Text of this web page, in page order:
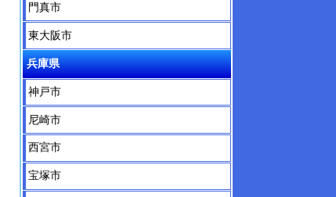
門真市
東大阪市
兵庫県
神戸市
尼崎市
西宮市
宝塚市